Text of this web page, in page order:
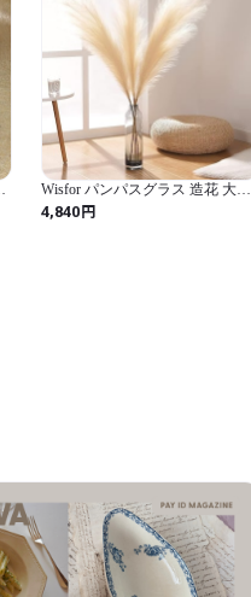
Wisfor パンパスグラス 造花 大き
い パンパス ドライフラワー イン
テリア 飾り DIY 装飾 ふわふわ
4,840円